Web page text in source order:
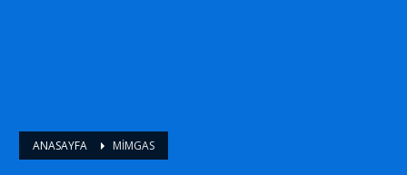
ANASAYFA MIMGAS